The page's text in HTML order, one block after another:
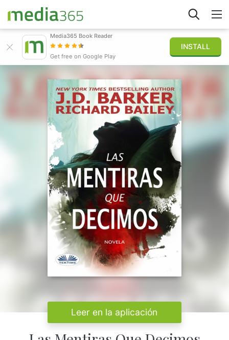
Iniciar sesión
Publicar
Media365 Book Reader
Get free on Google Play
INSTALL
Leer en la aplicación